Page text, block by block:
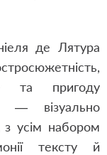
де Лятура
та пригоду
— візуально
з усім набором
тексту й